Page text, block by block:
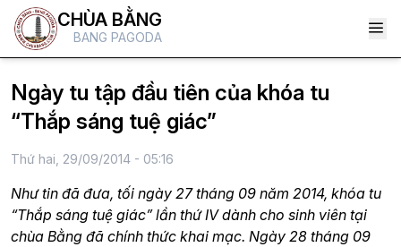
CHÙA BẰNG
BANG PAGODA
Ngày tu tập đầu tiên của khóa tu
“Thắp sáng tuệ giác”
Thứ hai, 29/09/2014 - 05:16
Như tin đã đưa, tối ngày 27 tháng 09 năm 2014, khóa tu
“Thắp sáng tuệ giác” lần thứ IV dành cho sinh viên tại
chùa Bằng đã chính thức khai mạc. Ngày 28 tháng 09